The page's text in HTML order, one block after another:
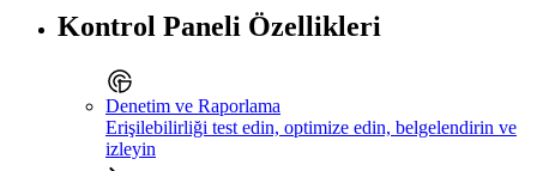
Kontrol Paneli Özellikleri
Denetim ve Raporlama
Erişilebilirliği test edin, optimize edin, belgelendirin ve
izleyin